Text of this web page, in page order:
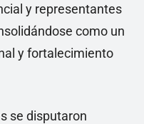
y representantes
como un
y fortalecimiento
se disputaron